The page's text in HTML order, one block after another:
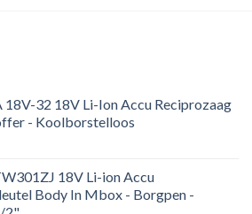
18V-32 18V Li-Ion Accu Reciprozaag
- Koolborstelloos
18V Li-ion Accu
Body In Mbox - Borgpen -